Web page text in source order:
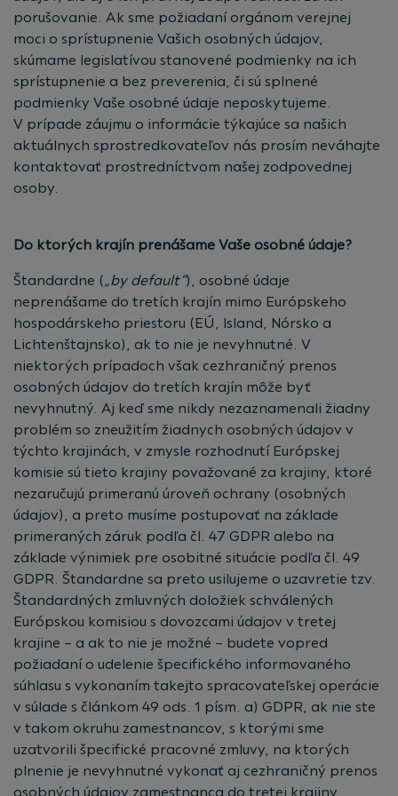
porušovanie. Ak sme požiadaní orgánom verejnej
moci o sprístupnenie Vašich osobných údajov,
skúmame legislatívou stanovené podmienky na ich
sprístupnenie a bez preverenia, či sú splnené
podmienky Vaše osobné údaje neposkytujeme.
V prípade záujmu o informácie týkajúce sa našich
aktuálnych sprostredkovateľov nás prosím neváhajte
kontaktovať prostredníctvom našej zodpovednej
osoby.
Do ktorých krajín prenášame Vaše osobné údaje?
Štandardne („by default“), osobné údaje
neprenášame do tretích krajín mimo Európskeho
hospodárskeho priestoru (EÚ, Island, Nórsko a
Lichtenštajnsko), ak to nie je nevyhnutné. V
niektorých prípadoch však cezhraničný prenos
osobných údajov do tretích krajín môže byť
nevyhnutný. Aj keď sme nikdy nezaznamenali žiadny
problém so zneužitím žiadnych osobných údajov v
týchto krajinách, v zmysle rozhodnutí Európskej
komisie sú tieto krajiny považované za krajiny, ktoré
nezaručujú primeranú úroveň ochrany (osobných
údajov), a preto musíme postupovať na základe
primeraných záruk podľa čl. 47 GDPR alebo na
základe výnimiek pre osobitné situácie podľa čl. 49
GDPR. Štandardne sa preto usilujeme o uzavretie tzv.
Štandardných zmluvných doložiek schválených
Európskou komisiou s dovozcami údajov v tretej
krajine – a ak to nie je možné – budete vopred
požiadaní o udelenie špecifického informovaného
súhlasu s vykonaním takejto spracovateľskej operácie
v súlade s článkom 49 ods. 1 písm. a) GDPR, ak nie ste
v takom okruhu zamestnancov, s ktorými sme
uzatvorili špecifické pracovné zmluvy, na ktorých
plnenie je nevyhnutné vykonať aj cezhraničný prenos
osobných údajov zamestnanca do tretej krajiny.